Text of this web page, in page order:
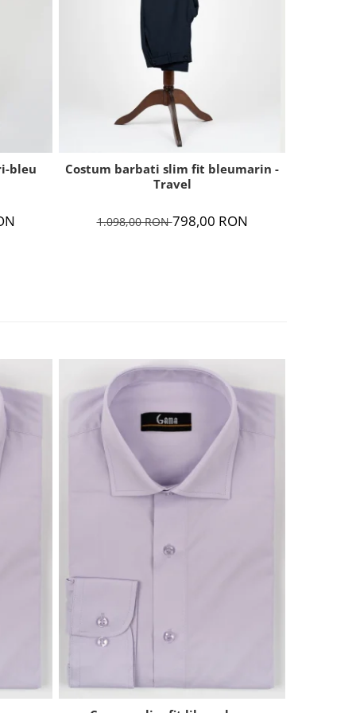
bleu
Costum barbati slim fit bleumarin -
Travel
1.098,00 RON798,00 RON